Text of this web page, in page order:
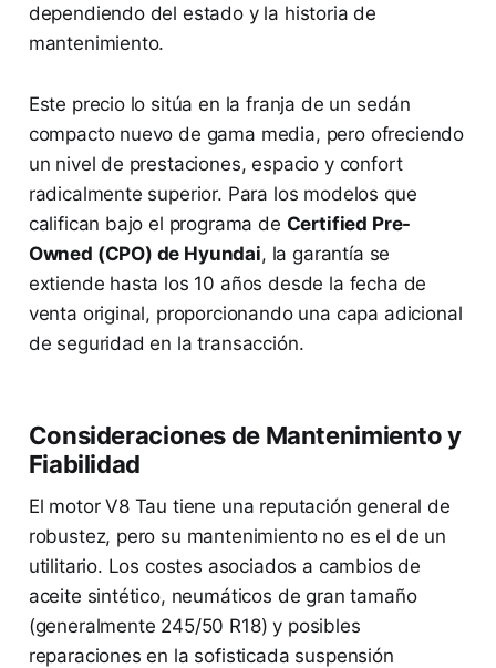
dependiendo del estado y la historia de
mantenimiento.
Este precio lo sitúa en la franja de un sedán
compacto nuevo de gama media, pero ofreciendo
un nivel de prestaciones, espacio y confort
radicalmente superior. Para los modelos que
califican bajo el programa de Certified Pre-
Owned (CPO) de Hyundai, la garantía se
extiende hasta los 10 años desde la fecha de
venta original, proporcionando una capa adicional
de seguridad en la transacción.
Consideraciones de Mantenimiento y
Fiabilidad
El motor V8 Tau tiene una reputación general de
robustez, pero su mantenimiento no es el de un
utilitario. Los costes asociados a cambios de
aceite sintético, neumáticos de gran tamaño
(generalmente 245/50 R18) y posibles
reparaciones en la sofisticada suspensión